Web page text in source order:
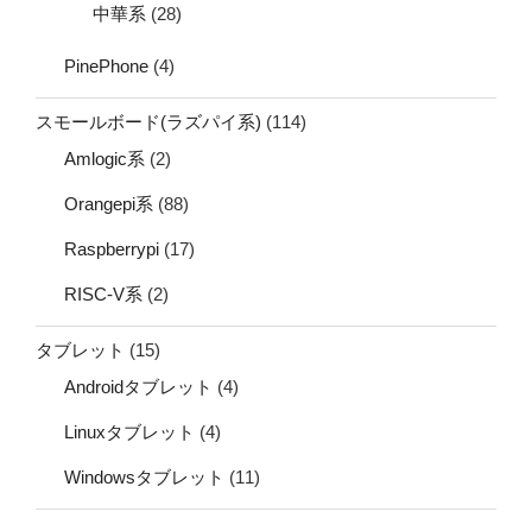
中華系 (28)
PinePhone (4)
スモールボード(ラズパイ系) (114)
Amlogic系 (2)
Orangepi系 (88)
Raspberrypi (17)
RISC-V系 (2)
タブレット (15)
Androidタブレット (4)
Linuxタブレット (4)
Windowsタブレット (11)